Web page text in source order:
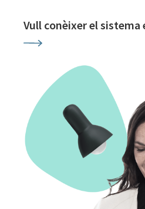
Vull conèixer el sistema